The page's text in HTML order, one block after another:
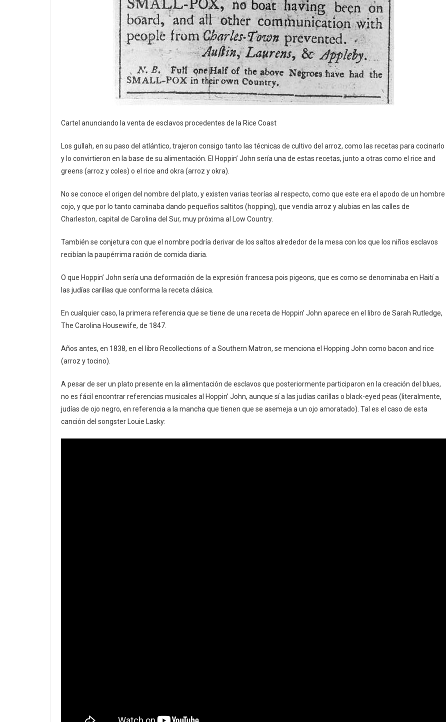
Cartel anunciando la venta de esclavos procedentes de la Rice Coast
Los gullah, en su paso del atlántico, trajeron consigo tanto las técnicas de cultivo del arroz, como las recetas para cocinarlo
y lo convirtieron en la base de su alimentación. El Hoppin’ John sería una de estas recetas, junto a otras como el rice and
greens (arroz y coles) o el rice and okra (arroz y okra).
No se conoce el origen del nombre del plato, y existen varias teorías al respecto, como que este era el apodo de un hombre
cojo, y que por lo tanto caminaba dando pequeños saltitos (hopping), que vendía arroz y alubias en las calles de
Charleston, capital de Carolina del Sur, muy próxima al Low Country.
También se conjetura con que el nombre podría derivar de los saltos alrededor de la mesa con los que los niños esclavos
recibían la paupérrima ración de comida diaria.
O que Hoppin’ John sería una deformación de la expresión francesa pois pigeons, que es como se denominaba en Haití a
las judías carillas que conforma la receta clásica.
En cualquier caso, la primera referencia que se tiene de una receta de Hoppin’ John aparece en el libro de Sarah Rutledge,
The Carolina Housewife, de 1847.
Años antes, en 1838, en el libro Recollections of a Southern Matron, se menciona el Hopping John como bacon and rice
(arroz y tocino).
A pesar de ser un plato presente en la alimentación de esclavos que posteriormente participaron en la creación del blues,
no es fácil encontrar referencias musicales al Hoppin’ John, aunque sí a las judías carillas o black-eyed peas (literalmente,
judías de ojo negro, en referencia a la mancha que tienen que se asemeja a un ojo amoratado). Tal es el caso de esta
canción del songster Louie Lasky: